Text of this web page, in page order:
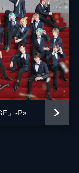
『あんさんぶるスターズ！THE STAGE』-Party Live-